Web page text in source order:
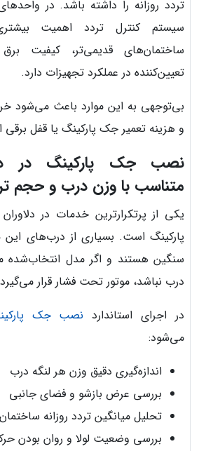
تردد روزانه را داشته باشد. در
سیستم کنترل تردد اهمیت
ساختمان‌های قدیمی‌تر، کیفیت
تعیین‌کننده در عملکرد تجهیزات دارد.
بی‌توجهی به این موارد باعث می‌شود
و هزینه تعمیر جک پارکینگ یا قفل برقی
نصب جک پارکینگ در
متناسب با وزن درب و حجم
یکی از پرتکرارترین خدمات در
پارکینگ است. بسیاری از درب‌های این
سنگین هستند و اگر مدل انتخاب‌شده
درب نباشد، موتور تحت فشار قرار
در اجرای استاندارد نصب جک
می‌شود:
اندازه‌گیری دقیق وزن هر لنگه درب
بررسی عرض بازشو و فضای جانبی
تحلیل میانگین تردد روزانه ساختمان
بررسی وضعیت لولا و روان بودن